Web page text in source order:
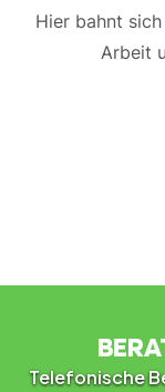
Hier bahnt
Arbeit
Telefonische